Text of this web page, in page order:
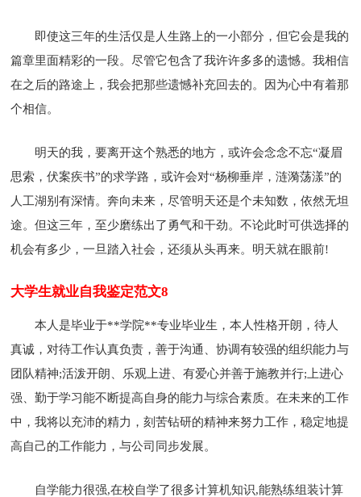
即使这三年的生活仅是人生路上的一小部分，但它会是我的
篇章里面精彩的一段。尽管它包含了我许许多多的遗憾。我相信
在之后的路途上，我会把那些遗憾补充回去的。因为心中有着那
个相信。
明天的我，要离开这个熟悉的地方，或许会念念不忘“凝眉
思索，伏案疾书”的求学路，或许会对“杨柳垂岸，涟漪荡漾”的
人工湖别有深情。奔向未来，尽管明天还是个未知数，依然无坦
途。但这三年，至少磨练出了勇气和干劲。不论此时可供选择的
机会有多少，一旦踏入社会，还须从头再来。明天就在眼前!
大学生就业自我鉴定范文8
本人是毕业于**学院**专业毕业生，本人性格开朗，待人
真诚，对待工作认真负责，善于沟通、协调有较强的组织能力与
团队精神;活泼开朗、乐观上进、有爱心并善于施教并行;上进心
强、勤于学习能不断提高自身的能力与综合素质。在未来的工作
中，我将以充沛的精力，刻苦钻研的精神来努力工作，稳定地提
高自己的工作能力，与公司同步发展。
自学能力很强,在校自学了很多计算机知识,能熟练组装计算